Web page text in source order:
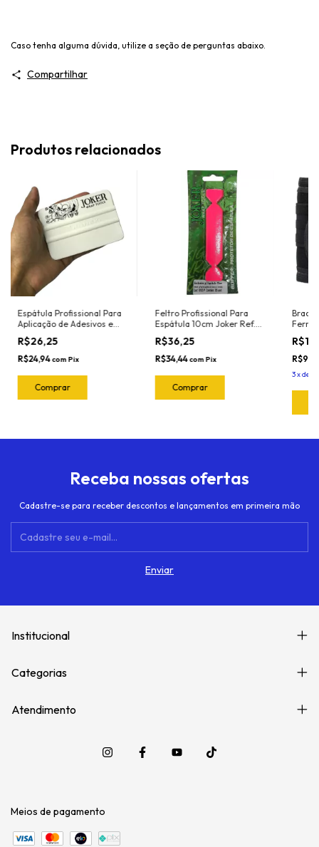
Caso tenha alguma dúvida, utilize a seção de perguntas abaixo.
Compartilhar
Produtos relacionados
Espátula Profissional Para
Aplicação de Adesivos e
Insulfilm Largura 10cm
Marca Joker Ref. 3041 Cor:
Branca (Nylon - Resistente
ao calor)
R$26,25
R$24,94com Pix
Feltro Profissional Para
Espátula 10cm Joker Ref.
1020.P Pink(5 Und)
R$36,25
R$34,44com Pix
3xde
Receba nossas ofertas
Cadastre-se para receber descontos e lançamentos em primeira mão
Institucional
Categorias
Atendimento
Meios de pagamento